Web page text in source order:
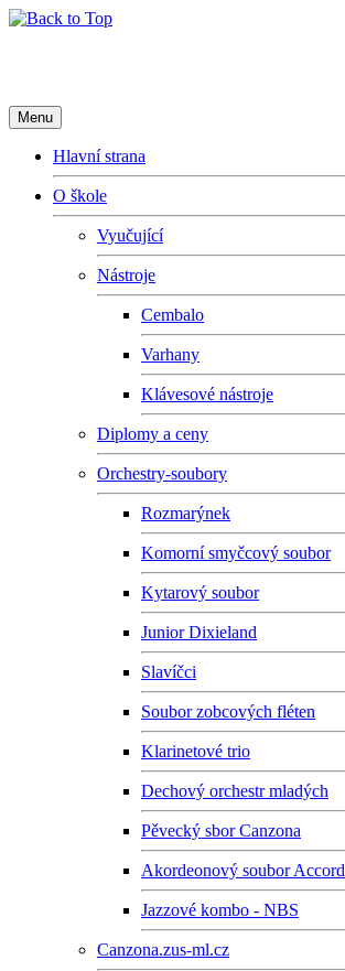
Menu
Hlavní strana
O škole
Vyučující
Nástroje
Cembalo
Varhany
Klávesové nástroje
Diplomy a ceny
Orchestry-soubory
Rozmarýnek
Komorní smyčcový soubor
Kytarový soubor
Junior Dixieland
Slavíčci
Soubor zobcových fléten
Klarinetové trio
Dechový orchestr mladých
Pěvecký sbor Canzona
Akordeonový soubor Accord
Jazzové kombo - NBS
Canzona.zus-ml.cz